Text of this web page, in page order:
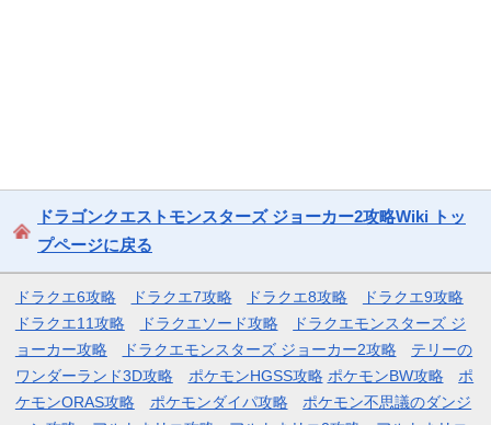
ドラゴンクエストモンスターズ ジョーカー2攻略Wiki トッ
プページに戻る
ドラクエ6攻略 ドラクエ7攻略 ドラクエ8攻略
ドラクエ9攻略
ドラクエ11攻略
ドラクエソード攻略
ドラクエモンスターズ ジ
ョーカー攻略
ドラクエモンスターズ ジョーカー2攻略
テリーの
ワンダーランド3D攻略
ポケモンHGSS攻略 ポケモンBW攻略
ポ
ケモンORAS攻略
ポケモンダイパ攻略
ポケモン不思議のダンジ